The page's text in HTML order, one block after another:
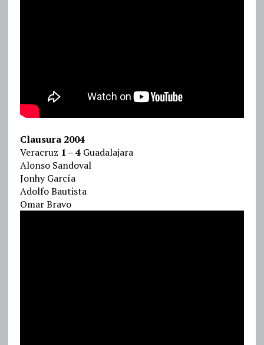
Clausura 2004
Veracruz 1 – 4Guadalajara
Alonso Sandoval
Jonhy García
Adolfo Bautista
Omar Bravo